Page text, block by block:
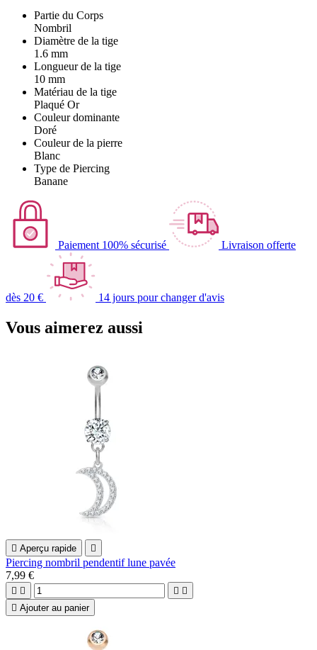
Partie du Corps
Nombril
Diamètre de la tige
1.6 mm
Longueur de la tige
10 mm
Matériau de la tige
Plaqué Or
Couleur dominante
Doré
Couleur de la pierre
Blanc
Type de Piercing
Banane
Paiement 100% sécurisé Livraison offerte
dès 20 € 14 jours pour changer d'avis
Vous aimerez aussi
 Aperçu rapide 
Piercing nombril pendentif lune pavée
7,99 €
   
 Ajouter au panier